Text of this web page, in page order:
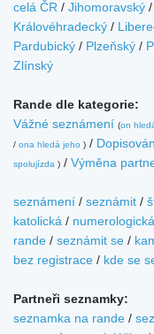
celá ČR / Jihomoravský /
Královéhradecký /
Pardubický / Plzeňský /
Zlínský
Rande dle kategorie:
Vážné seznámení (on
/ ona hledá jeho ) /
spolujízda ) / Výměna
seznámení / seznámit /
katolická / numerologická
rande / seznámit se /
bez registrace / kde se
Partneři seznamky:
seznamka na rande /